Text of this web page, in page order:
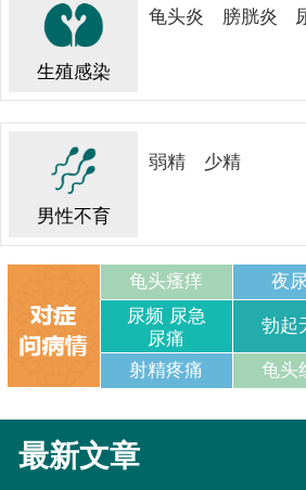
生殖感染
龟头炎 膀胱炎
男性不育
弱精 少精
龟头瘙痒
夜
尿频 尿急
尿痛
勃起
射精疼痛 龟头
最新文章